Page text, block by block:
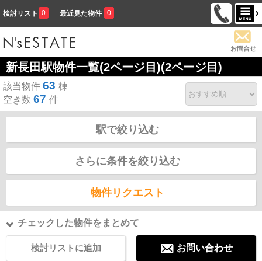
検討リスト 0 最近見た物件 0
お問合せ
新長田駅物件一覧(2ページ目)(2ページ目)
該当物件 63 棟
空き数 67 件
駅で絞り込む
さらに条件を絞り込む
物件リクエスト
チェックした物件をまとめて
検討リストに追加 お問い合わせ